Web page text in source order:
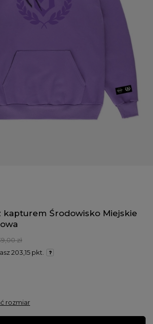
kapturem Środowisko Miejskie
zł
203,15 pkt.
rozmiar